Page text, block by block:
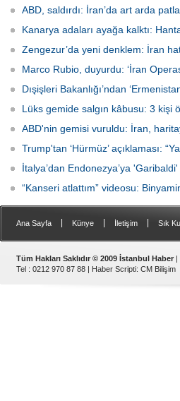
verimli ve olumlu bir havada geçti" dedi.
ABD, saldırdı: İran’da art arda
Kanarya adaları ayağa kalktı:
Zengezur’da yeni denklem: İran
Marco Rubio, duyurdu: ‘İran
Dışişleri Bakanlığı’ndan ‘Ermenistan
Lüks gemide salgın kâbusu: 3 kişi
ABD'nin gemisi vuruldu: İran,
Trump'tan ‘Hürmüz’ açıklaması:
İtalya’dan Endonezya’ya
“Kanseri atlattım” videosu:
Ana Sayfa Künye İletişim Sık
Tüm Hakları Saklıdır © 2009 İstanbul Haber |
Tel : 0212 970 87 88 | Haber Scripti: CM Bilişim